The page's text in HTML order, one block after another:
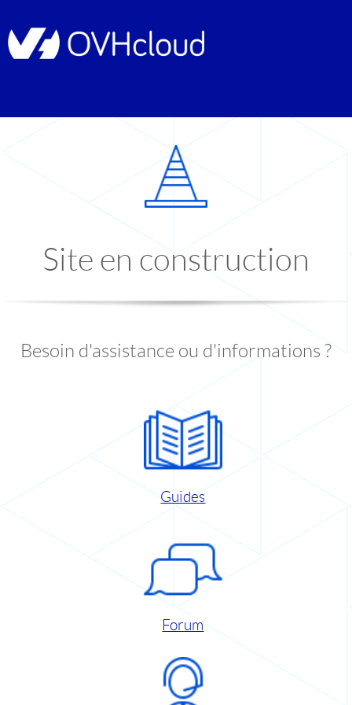
Site en construction
Besoin d'assistance ou d'informations ?
Guides
Forum